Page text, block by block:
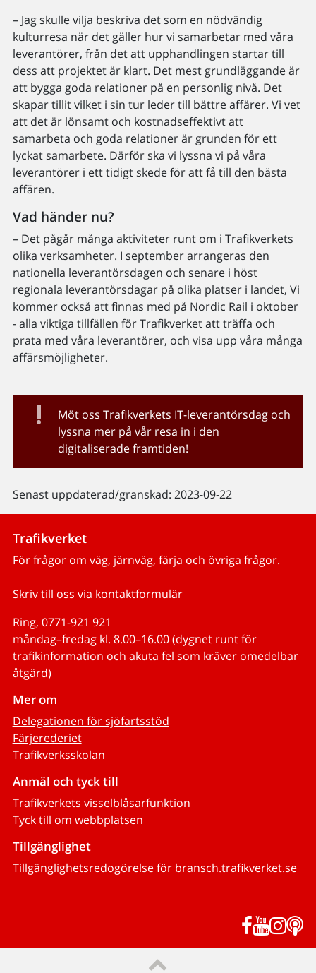
– Jag skulle vilja beskriva det som en nödvändig
kulturresa när det gäller hur vi samarbetar med våra
leverantörer, från det att upphandlingen startar till
dess att projektet är klart. Det mest grundläggande är
att bygga goda relationer på en personlig nivå. Det
skapar tillit vilket i sin tur leder till bättre affärer. Vi vet
att det är lönsamt och kostnadseffektivt att
samarbeta och goda relationer är grunden för ett
lyckat samarbete. Därför ska vi lyssna vi på våra
leverantörer i ett tidigt skede för att få till den bästa
affären.
Vad händer nu?
– Det pågår många aktiviteter runt om i Trafikverkets
olika verksamheter. I september arrangeras den
nationella leverantörsdagen och senare i höst
regionala leverantörsdagar på olika platser i landet, Vi
kommer också att finnas med på Nordic Rail i oktober
- alla viktiga tillfällen för Trafikverket att träffa och
prata med våra leverantörer, och visa upp våra många
affärsmöjligheter.
Möt oss Trafikverkets IT-leverantörsdag och
lyssna mer på vår resa in i den
digitaliserade framtiden!
Senast uppdaterad/granskad: 2023-09-22
Trafikverket
För frågor om väg, järnväg, färja och övriga frågor.
Skriv till oss via kontaktformulär
Ring, 0771-921 921
måndag–fredag kl. 8.00–16.00 (dygnet runt för
trafikinformation och akuta fel som kräver omedelbar
åtgärd)
Mer om
Delegationen för sjöfartsstöd
Färjerederiet
Trafikverksskolan
Anmäl och tyck till
Trafikverkets visselblåsarfunktion
Tyck till om webbplatsen
Tillgänglighet
Tillgänglighetsredogörelse för bransch.trafikverket.se
Facebook
YouTube